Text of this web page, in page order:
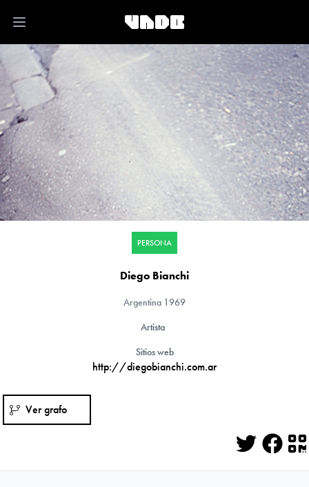
Open main menu
PERSONA
Diego Bianchi
Argentina 1969
Artista
Sitios web
http://diegobianchi.com.ar
Ver grafo
Twitter